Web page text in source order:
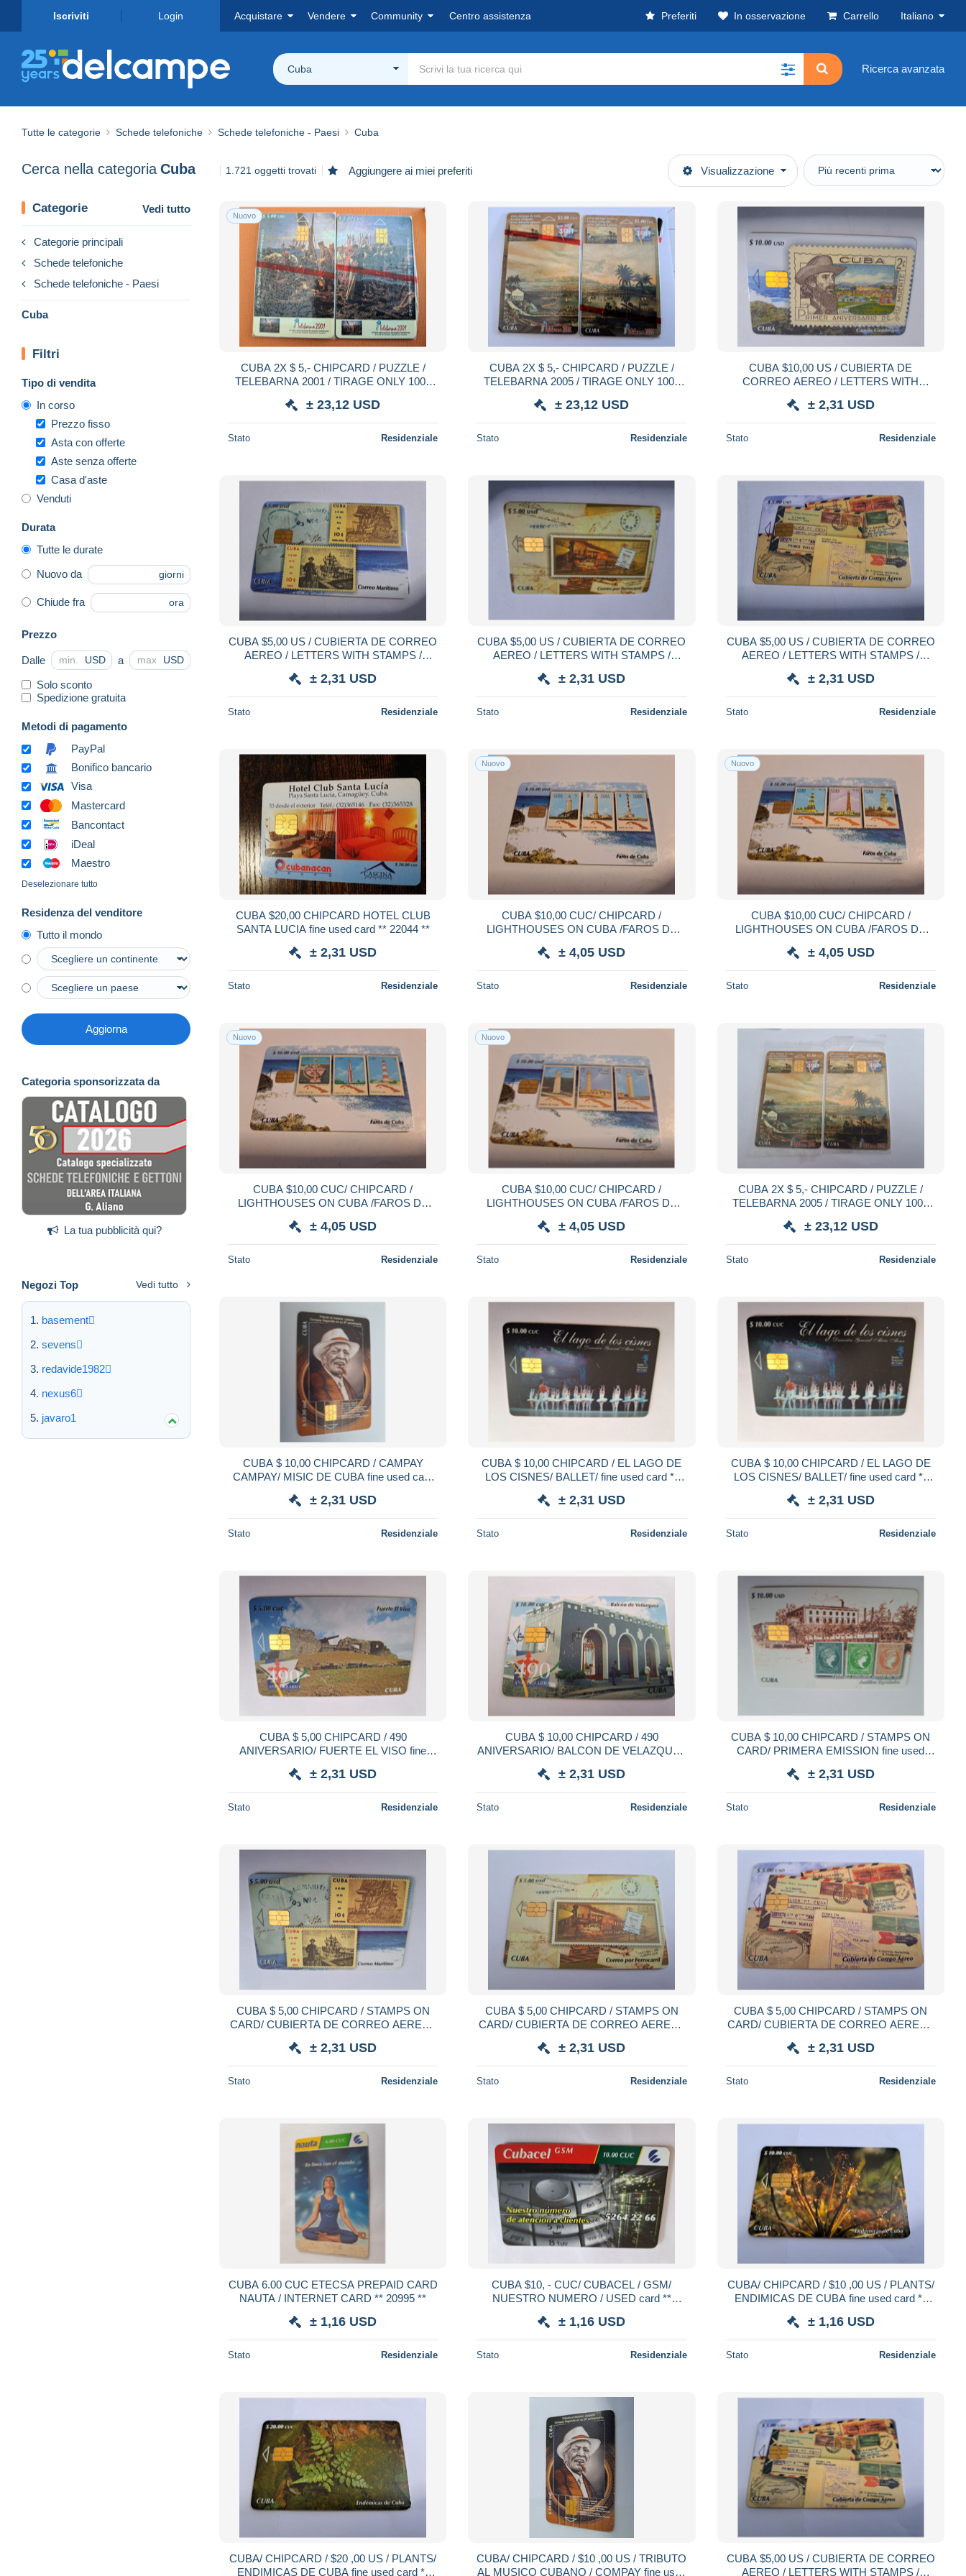
Iscriviti Login Acquistare Vendere Community Centro assistenza Preferiti In osservazione Carrello Italiano
Cuba Ricerca avanzata
Tutte le categorie Schede telefoniche Schede telefoniche - Paesi Cuba
Cerca nella categoria Cuba 1.721 oggetti trovati Aggiungere ai miei preferiti Visualizzazione
Categorie Vedi tutto
Categorie principali
Schede telefoniche
Schede telefoniche - Paesi
Cuba
Filtri
Tipo di vendita
In corso
Prezzo fisso
Asta con offerte
Aste senza offerte
Casa d'aste
Venduti
Durata
Tutte le durate
Nuovo da giorni
Chiude fra ora
Prezzo
Dalle USD a USD
Solo sconto
Spedizione gratuita
Metodi di pagamento
PayPal
Bonifico bancario
Visa
Mastercard
Bancontact
iDeal
Maestro
Deselezionare tutto
Residenza del venditore
Tutto il mondo
Aggiorna
Categoria sponsorizzata da
La tua pubblicità qui?
Negozi Top Vedi tutto
basement
sevens
redavide1982
nexus6
javaro1
Nuovo
CUBA 2X $ 5,- CHIPCARD / PUZZLE /
TELEBARNA 2001 / TIRAGE ONLY 1000
± 23,12 USD
Stato Residenziale
CUBA 2X $ 5,- CHIPCARD / PUZZLE /
TELEBARNA 2005 / TIRAGE ONLY 1000
± 23,12 USD
Stato Residenziale
CUBA $10,00 US / CUBIERTA DE
CORREO AEREO / LETTERS WITH
± 2,31 USD
Stato Residenziale
CUBA $5,00 US / CUBIERTA DE CORREO
AEREO / LETTERS WITH STAMPS /
± 2,31 USD
Stato Residenziale
CUBA $5,00 US / CUBIERTA DE CORREO
AEREO / LETTERS WITH STAMPS /
± 2,31 USD
Stato Residenziale
CUBA $5,00 US / CUBIERTA DE CORREO
AEREO / LETTERS WITH STAMPS /
± 2,31 USD
Stato Residenziale
CUBA $20,00 CHIPCARD HOTEL CLUB
SANTA LUCIA fine used card ** 22044 **
± 2,31 USD
Stato Residenziale
Nuovo
CUBA $10,00 CUC/ CHIPCARD /
LIGHTHOUSES ON CUBA /FAROS DE
± 4,05 USD
Stato Residenziale
Nuovo
CUBA $10,00 CUC/ CHIPCARD /
LIGHTHOUSES ON CUBA /FAROS DE
± 4,05 USD
Stato Residenziale
Nuovo
CUBA $10,00 CUC/ CHIPCARD /
LIGHTHOUSES ON CUBA /FAROS DE
± 4,05 USD
Stato Residenziale
Nuovo
CUBA $10,00 CUC/ CHIPCARD /
LIGHTHOUSES ON CUBA /FAROS DE
± 4,05 USD
Stato Residenziale
CUBA 2X $ 5,- CHIPCARD / PUZZLE /
TELEBARNA 2005 / TIRAGE ONLY 1000
± 23,12 USD
Stato Residenziale
CUBA $ 10,00 CHIPCARD / CAMPAY
CAMPAY/ MISIC DE CUBA fine used card
± 2,31 USD
Stato Residenziale
CUBA $ 10,00 CHIPCARD / EL LAGO DE
LOS CISNES/ BALLET/ fine used card **
± 2,31 USD
Stato Residenziale
CUBA $ 10,00 CHIPCARD / EL LAGO DE
LOS CISNES/ BALLET/ fine used card **
± 2,31 USD
Stato Residenziale
CUBA $ 5,00 CHIPCARD / 490
ANIVERSARIO/ FUERTE EL VISO fine
± 2,31 USD
Stato Residenziale
CUBA $ 10,00 CHIPCARD / 490
ANIVERSARIO/ BALCON DE VELAZQUEZ
± 2,31 USD
Stato Residenziale
CUBA $ 10,00 CHIPCARD / STAMPS ON
CARD/ PRIMERA EMISSION fine used
± 2,31 USD
Stato Residenziale
CUBA $ 5,00 CHIPCARD / STAMPS ON
CARD/ CUBIERTA DE CORREO AEREO /
± 2,31 USD
Stato Residenziale
CUBA $ 5,00 CHIPCARD / STAMPS ON
CARD/ CUBIERTA DE CORREO AEREO /
± 2,31 USD
Stato Residenziale
CUBA $ 5,00 CHIPCARD / STAMPS ON
CARD/ CUBIERTA DE CORREO AEREO /
± 2,31 USD
Stato Residenziale
CUBA 6.00 CUC ETECSA PREPAID CARD
NAUTA / INTERNET CARD ** 20995 **
± 1,16 USD
Stato Residenziale
CUBA $10, - CUC/ CUBACEL / GSM/
NUESTRO NUMERO / USED card **
± 1,16 USD
Stato Residenziale
CUBA/ CHIPCARD / $10 ,00 US / PLANTS/
ENDIMICAS DE CUBA fine used card **
± 1,16 USD
Stato Residenziale
CUBA/ CHIPCARD / $20 ,00 US / PLANTS/
ENDIMICAS DE CUBA fine used card **
CUBA/ CHIPCARD / $10 ,00 US / TRIBUTO
AL MUSICO CUBANO / COMPAY fine used
CUBA $5,00 US / CUBIERTA DE CORREO
AEREO / LETTERS WITH STAMPS /